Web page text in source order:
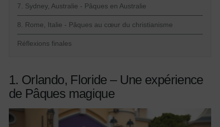
7. Sydney, Australie - Pâques en Australie
8. Rome, Italie - Pâques au cœur du christianisme
Réflexions finales
1. Orlando, Floride – Une expérience
de Pâques magique